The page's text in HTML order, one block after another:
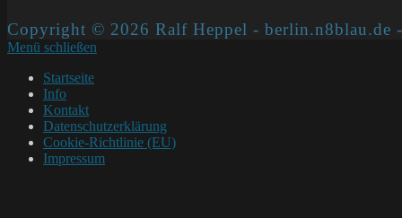
Copyright © 2026 Ralf Heppel - berlin.n8blau.de
Menü schließen
Startseite
Info
Kontakt
Datenschutzerklärung
Cookie-Richtlinie (EU)
Impressum